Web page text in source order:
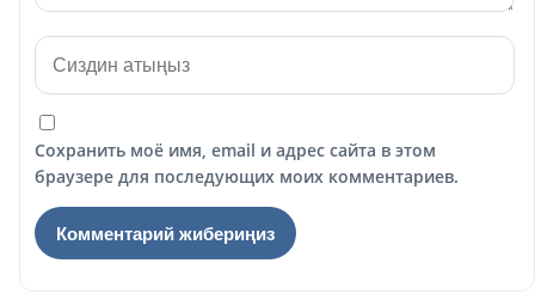
Сохранить моё имя, email и адрес сайта в этом
браузере для последующих моих комментариев.